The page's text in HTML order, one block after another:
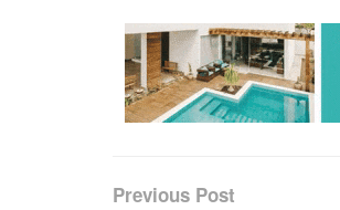
Previous Post